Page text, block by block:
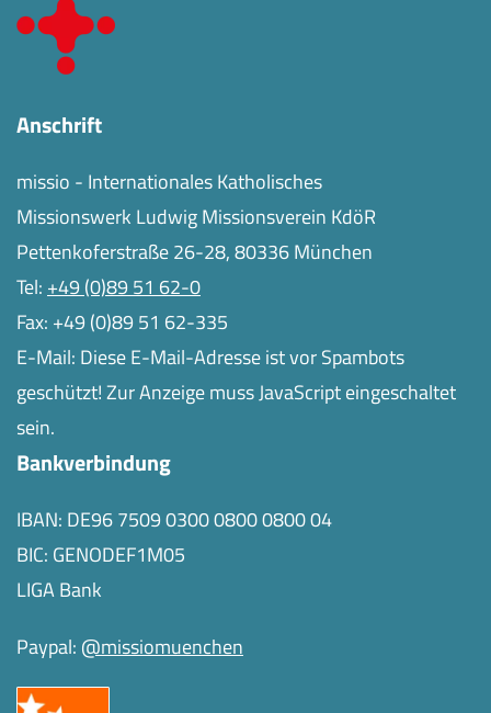
Anschrift
missio - Internationales Katholisches
Missionswerk Ludwig Missionsverein KdöR
Pettenkoferstraße 26-28, 80336 München
Tel: +49 (0)89 51 62-0
Fax: +49 (0)89 51 62-335
E-Mail: Diese E-Mail-Adresse ist vor Spambots
geschützt! Zur Anzeige muss JavaScript eingeschaltet
sein.
Bankverbindung
IBAN: DE96 7509 0300 0800 0800 04
BIC: GENODEF1M05
LIGA Bank
Paypal: @missiomuenchen